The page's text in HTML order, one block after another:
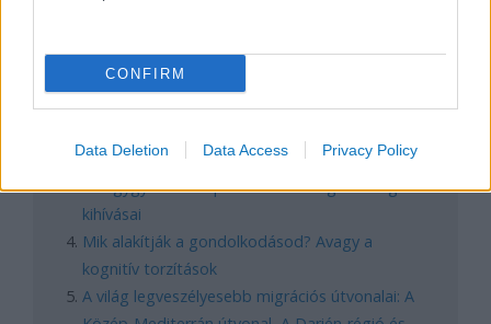
CONFIRM
Data Deletion Data Access Privacy Policy
LEGNÉPSZERŰBB
Magyarország rejtett gyöngyszemei
Az egygyermekes politika és Kína gazdasági
kihívásai
Mik alakítják a gondolkodásod? Avagy a
kognitív torzítások
A világ legveszélyesebb migrációs útvonalai: A